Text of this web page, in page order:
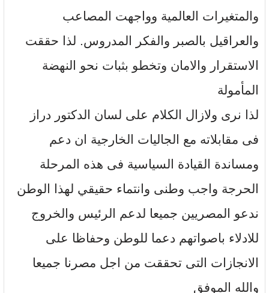
والمتغيرات العالمية وواجهت المصاعب
والعراقيل بالصبر والفكر المدروس. لذا حققت
الاستقرار والامان وتخطو بثبات نحو النهضة
المأمولة
لذا نرى ولازال الكلام على لسان الدكتور دراز
فى مقابلاته مع الجاليات الخارجية ان دعم
ومساندة القيادة السياسية فى هذه المرحلة
الحرجة واجب وطنى وانتماء حقيقي لهذا الوطن
ندعو المصريين جميعا لدعم الرئيس والخروج
للادلاء باصواتهم دعما للوطن وحفاظا على
الانجازات التى تحققت من اجل مصرنا جميعا
والله الموفق